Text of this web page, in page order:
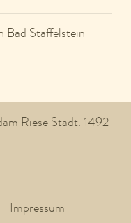
Bad Staffelstein
Riese Stadt. 1492
Impressum